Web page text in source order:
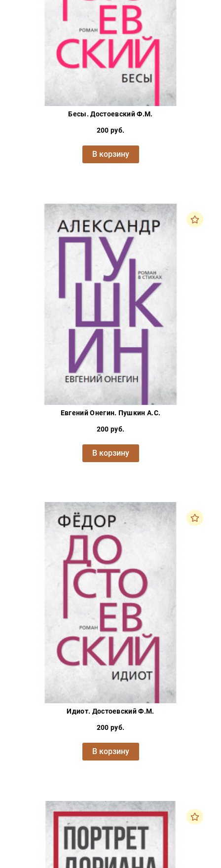
Бесы. Достоевский Ф.М.
200 руб.
В корзину
Евгений Онегин. Пушкин А.С.
200 руб.
В корзину
Идиот. Достоевский Ф.М.
200 руб.
В корзину